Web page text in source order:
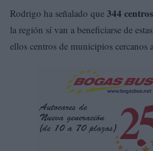
Rodrigo ha señalado que 344
la región sí van a beneficiarse de
ellos centros de municipios cercanos